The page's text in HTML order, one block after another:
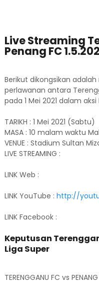
Live Streaming
Penang FC
Berikut dikongsikan
perlawanan antara
pada 1 Mei 2021 dalam aksi
TARIKH : 1 Mei 2021 (Sabtu)
MASA : 10 malam waktu
VENUE : Stadium Sultan
LIVE STREAMING :
LINK Web :
LINK YouTube : http://
LINK Facebook :
Keputusan
Liga Super
TERENGGANU FC vs